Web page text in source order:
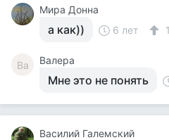
Мира Донна
а как)) 6 лет 1
Ва Валера
Мне это не понять
Василий Галемский